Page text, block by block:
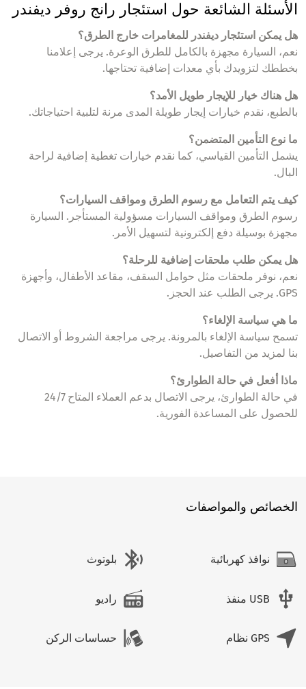
الأسئلة الشائعة حول استئجار رانج روفر ديفندر
هل يمكن استئجار ديفندر للمغامرات خارج الطرق؟
نعم، السيارة مجهزة بالكامل للطرق الوعرة. يرجى إعلامنا
بخططك لتزويدك بأي معدات إضافية تحتاجها.
هل هناك خيار للإيجار طويل الأمد؟
بالطبع، نقدم خيارات إيجار طويلة المدى مرنة لتلبية احتياجاتك.
ما نوع التأمين المتضمن؟
يشمل التأمين القياسي، كما نقدم خيارات تغطية إضافية لراحة
البال.
كيف يتم التعامل مع رسوم الطرق ومواقف السيارات؟
رسوم الطرق ومواقف السيارات مسؤولية المستأجر. السيارة
مجهزة بوسيلة دفع إلكترونية لتسهيل الأمر.
هل يمكن طلب ملحقات إضافية للرحلة؟
نعم، نوفر ملحقات مثل حوامل السقف، مقاعد الأطفال، وأجهزة
GPS. يرجى الطلب عند الحجز.
ما هي سياسة الإلغاء؟
تسمح سياسة الإلغاء بالمرونة. يرجى مراجعة الشروط أو الاتصال
بنا لمزيد من التفاصيل.
ماذا أفعل في حالة الطوارئ؟
في حالة الطوارئ، يرجى الاتصال بدعم العملاء المتاح 24/7
للحصول على المساعدة الفورية.
الخصائص والمواصفات
نوافذ كهربائية بلوتوث
USB منفذ راديو
GPS نظام حساسات الركن